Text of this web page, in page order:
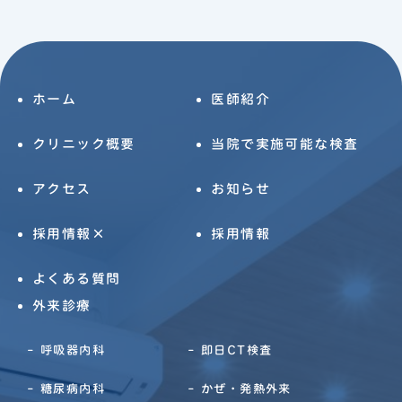
ホーム 医師紹介
クリニック概要 当院で実施可能な検査
アクセス お知らせ
採用情報× 採用情報
よくある質問
外来診療
呼吸器内科 即日CT検査
糖尿病内科 かぜ・発熱外来